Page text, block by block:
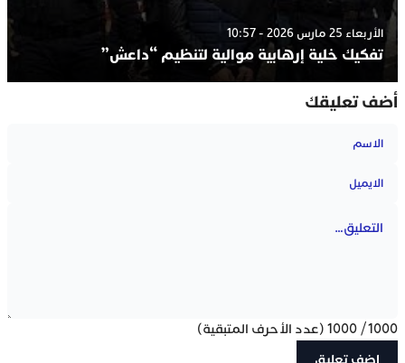
الأربعاء 25 مارس 2026 - 10:57
تفكيك خلية إرهابية موالية لتنظيم “داعش”
أضف تعليقك
1000
/
1000 (عدد الأحرف المتبقية)